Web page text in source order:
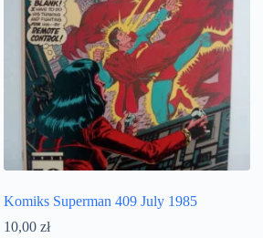
Komiks Superman 409 July 1985
10,00 zł